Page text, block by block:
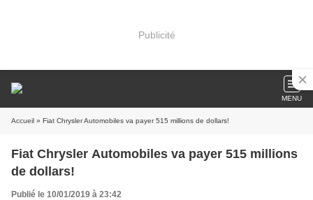
Publicité
MENU
Accueil » Fiat Chrysler Automobiles va payer 515 millions de dollars!
Fiat Chrysler Automobiles va payer 515 millions
de dollars!
Publié le 10/01/2019 à 23:42